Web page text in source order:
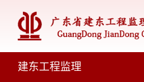
建东工程监理